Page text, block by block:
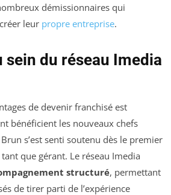
démissionnaires qui
leur propre entreprise.
sein du réseau Imedia
de devenir franchisé est
bénéficient les nouveaux chefs
s’est senti soutenu dès le premier
que gérant. Le réseau Imedia
structuré, permettant
de tirer parti de l’expérience